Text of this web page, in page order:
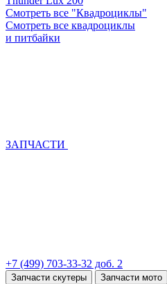
Смотреть все "Квадроциклы"
Смотреть все квадроциклы
и питбайки
ЗАПЧАСТИ
+7 (499) 703-33-32 доб. 2
Запчасти скутеры Запчасти мото